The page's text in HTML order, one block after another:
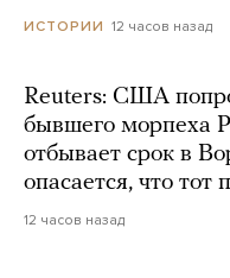
ИСТОРИИ 12 часов назад
Reuters: США
бывшего морпеха
отбывает срок в
опасается, что тот
12 часов назад